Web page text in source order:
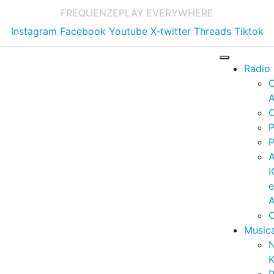
FREQUENZEPLAY EVERYWHERE
Instagram Facebook Youtube X-twitter Threads Tiktok
Radio
e